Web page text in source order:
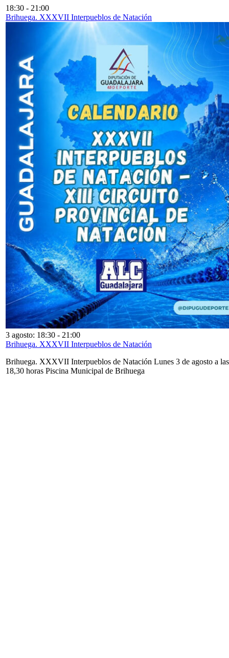
18:30 - 21:00
Brihuega. XXXVII Interpueblos de Natación
3 agosto: 18:30 - 21:00
Brihuega. XXXVII Interpueblos de Natación
Brihuega. XXXVII Interpueblos de Natación Lunes 3 de agosto a las
18,30 horas Piscina Municipal de Brihuega